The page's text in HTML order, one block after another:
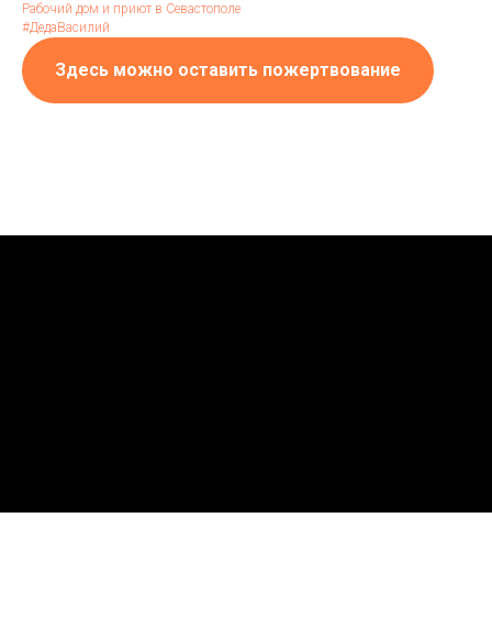
Рабочий дом и приют в Севастополе
#ДедаВасилий
Здесь можно оставить пожертвование